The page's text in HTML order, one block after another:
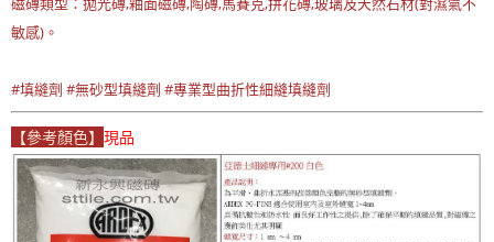
敏感)。
#填縫劑 #無砂型填縫劑 #專業型曲折性細縫填縫劑
【參考顏色】 現品